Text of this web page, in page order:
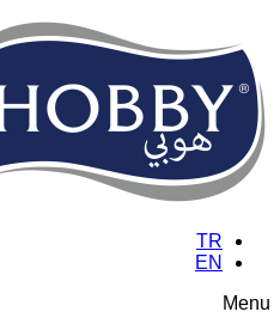
TR
EN
Menu